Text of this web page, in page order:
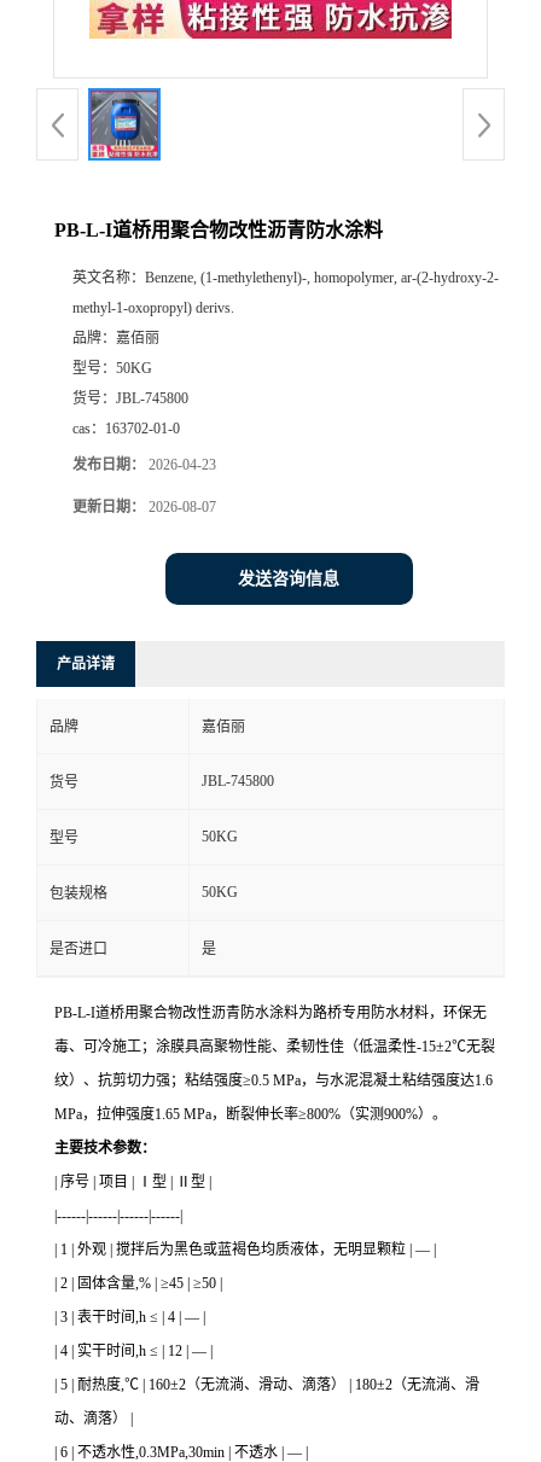
PB-L-I道桥用聚合物改性沥青防水涂料
英文名称： Benzene, (1-methylethenyl)-, homopolymer, ar-(2-hydroxy-2-
methyl-1-oxopropyl) derivs.
品牌： 嘉佰丽
型号： 50KG
货号： JBL-745800
cas： 163702-01-0
发布日期： 2026-04-23
更新日期： 2026-08-07
发送咨询信息
产品详请
品牌 嘉佰丽
货号 JBL-745800
型号 50KG
包装规格 50KG
是否进口 是
PB-L-I道桥用聚合物改性沥青防水涂料为路桥专用防水材料，环保无
毒、可冷施工；涂膜具高聚物性能、柔韧性佳（低温柔性-15±2℃无裂
纹）、抗剪切力强；粘结强度≥0.5 MPa，与水泥混凝土粘结强度达1.6
MPa，拉伸强度1.65 MPa，断裂伸长率≥800%（实测900%）。
主要技术参数：
| 序号 | 项目 | Ⅰ型 | Ⅱ型 |
|------|------|------|------|
| 1 | 外观 | 搅拌后为黑色或蓝褐色均质液体，无明显颗粒 | — |
| 2 | 固体含量,% | ≥45 | ≥50 |
| 3 | 表干时间,h ≤ | 4 | — |
| 4 | 实干时间,h ≤ | 12 | — |
| 5 | 耐热度,℃ | 160±2（无流淌、滑动、滴落） | 180±2（无流淌、滑
动、滴落） |
| 6 | 不透水性,0.3MPa,30min | 不透水 | — |